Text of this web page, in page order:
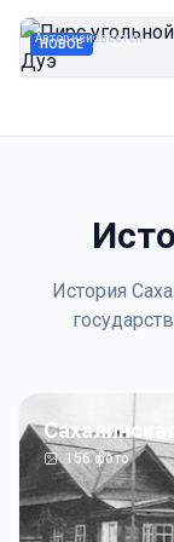
НОВОЕ
Автор неизвестен
История
156фото